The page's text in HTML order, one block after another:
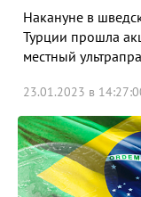
Накануне в
Турции прошла
местный
23.01.2023 в